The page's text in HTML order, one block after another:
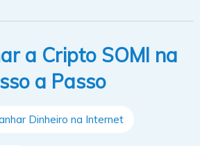
a Cripto SOMI na
a Passo
Dinheiro na Internet